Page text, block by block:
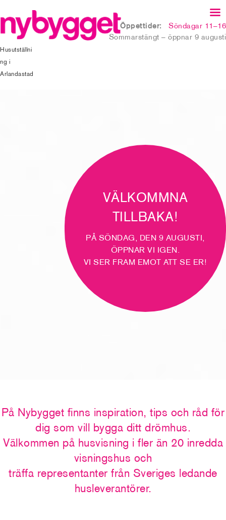
Husutställni
ng i
Arlandastad
Öppettider:
Söndagar 11–16
Sommarstängt – öppnar 9 augusti
VÄLKOMMNA
TILLBAKA!
PÅ SÖNDAG, DEN 9 AUGUSTI,
ÖPPNAR VI IGEN.
VI SER FRAM EMOT ATT SE ER!
På Nybygget finns inspiration, tips och råd för
dig som vill bygga ditt drömhus.
Välkommen på husvisning i fler än 20 inredda
visningshus och
träffa representanter från Sveriges ledande
husleverantörer.